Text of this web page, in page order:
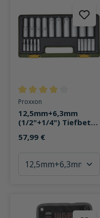
Durchschnittliche
Proxxon
12,5mm+6,3mm
(1/2"+1/4") Tiefbett-
20-tlg
57,99 €